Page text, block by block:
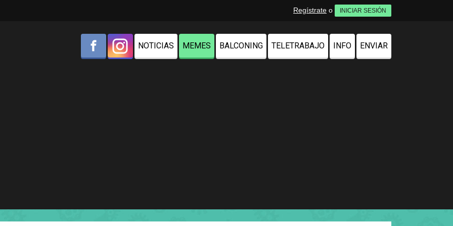
Regístrate o INICIAR SESIÓN
NOTICIAS MEMES BALCONING TELETRABAJO INFO ENVIAR